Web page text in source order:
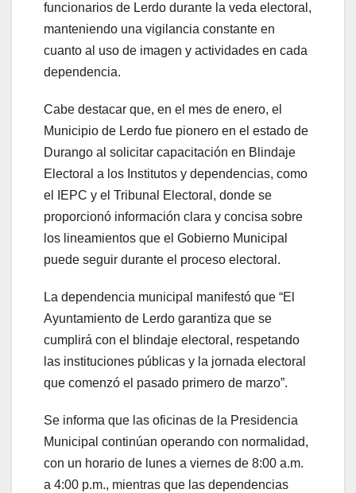
funcionarios de Lerdo durante la veda electoral,
manteniendo una vigilancia constante en
cuanto al uso de imagen y actividades en cada
dependencia.
Cabe destacar que, en el mes de enero, el
Municipio de Lerdo fue pionero en el estado de
Durango al solicitar capacitación en Blindaje
Electoral a los Institutos y dependencias, como
el IEPC y el Tribunal Electoral, donde se
proporcionó información clara y concisa sobre
los lineamientos que el Gobierno Municipal
puede seguir durante el proceso electoral.
La dependencia municipal manifestó que “El
Ayuntamiento de Lerdo garantiza que se
cumplirá con el blindaje electoral, respetando
las instituciones públicas y la jornada electoral
que comenzó el pasado primero de marzo”.
Se informa que las oficinas de la Presidencia
Municipal continúan operando con normalidad,
con un horario de lunes a viernes de 8:00 a.m.
a 4:00 p.m., mientras que las dependencias